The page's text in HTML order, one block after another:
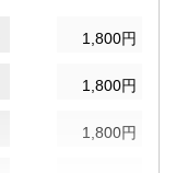
1,800円
1,800円
1,800円